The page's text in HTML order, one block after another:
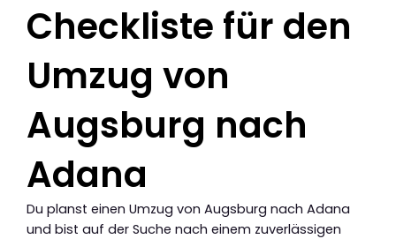
Checkliste für den
Umzug von
Augsburg nach
Adana
Du planst einen Umzug von Augsburg nach Adana
und bist auf der Suche nach einem zuverlässigen